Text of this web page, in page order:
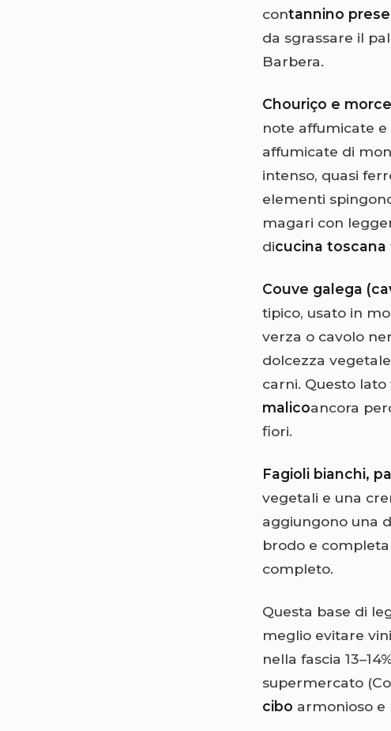
contannino
da sgrassare il
Barbera.
Chouriço e
note affumicate
affumicate di
intenso, quasi
elementi
magari con
dicucina toscana
Couve galega
tipico, usato in
verza o cavolo
dolcezza
carni. Questo
malicoancora
fiori.
Fagioli bianchi,
vegetali e una
aggiungono una
brodo e
completo.
Questa base di
meglio evitare
nella fascia
supermercato
cibo armonioso e